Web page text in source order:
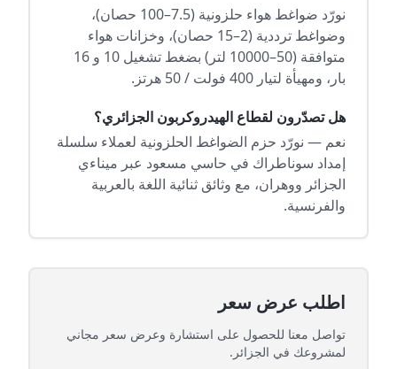
نورّد ضواغط هواء حلزونية (7.5–100 حصان)،
وضواغط ترددية (2–15 حصان)، وخزانات هواء
متوافقة (50–10000 لتر) بضغط تشغيل 10 و 16
بار، ومهيأة لتيار 400 فولت / 50 هرتز.
هل تصدّرون لقطاع الهيدروكربون الجزائري؟
نعم — نورّد حزم الضواغط الحلزونية لعملاء سلسلة
إمداد سوناطراك في حاسي مسعود عبر ميناءي
الجزائر ووهران، مع وثائق ثنائية اللغة بالعربية
والفرنسية.
اطلب عرض سعر
تواصل معنا للحصول على استشارة وعرض سعر مجاني
لمشروعك في الجزائر.